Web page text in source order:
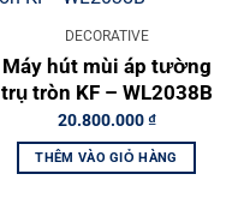
DECORATIVE
Máy hút mùi áp tường
trụ tròn KF – WL2038B
20.800.000₫
THÊM VÀO GIỎ HÀNG